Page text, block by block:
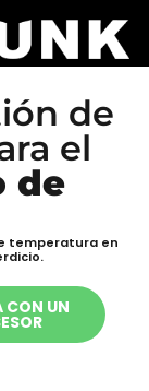
de
el
de
temperatura en
CON UN